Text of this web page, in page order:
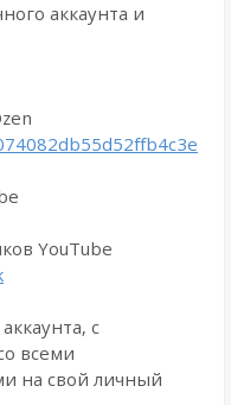
аккаунта и
YouTube
с
всеми
на свой личный